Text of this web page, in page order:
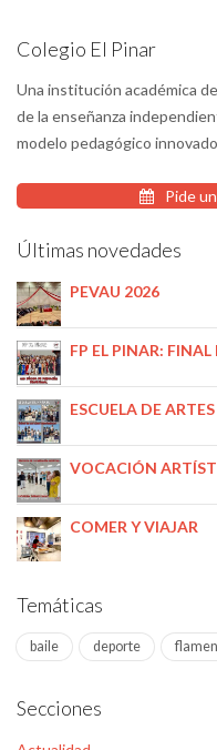
Colegio El Pinar
Una institución académica
de la enseñanza
modelo pedagógico
Pide
Últimas novedades
PEVAU 2026
FP EL PINAR: FINAL
ESCUELA DE
VOCACIÓN
COMER Y VIAJAR
Temáticas
baile deporte
Secciones